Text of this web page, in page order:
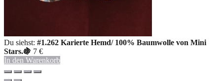
Du siehst: #1.262 Karierte Hemd/ 100% Baumwolle von Mini
Stars.🍇 7 €
In den Warenkorb